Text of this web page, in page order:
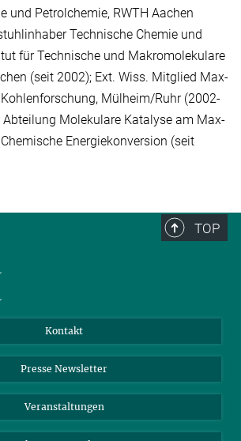
und Petrolchemie, RWTH Aachen
Technische Chemie und
für Technische und Makromolekulare
(seit 2002); Ext. Wiss. Mitglied Max-
Mülheim/Ruhr (2002-
Abteilung Molekulare Katalyse am Max-
Energiekonversion (seit
TOP
Kontakt
Presse Newsletter
Veranstaltungen